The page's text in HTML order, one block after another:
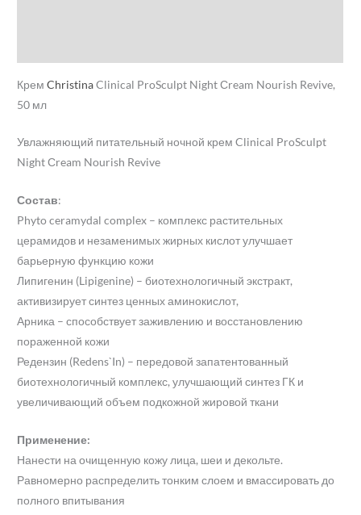
КремChristinaClinical ProSculpt Night Сream Nourish Revive,
50 мл
Увлажняющий питательный ночной крем Clinical ProSculpt
Night Сream Nourish Revive
Состав:
Phyto ceramydal complex – комплекс растительных
церамидов и незаменимых жирных кислот улучшает
барьерную функцию кожи
Липигенин (Lipigenine) – биотехнологичный экстракт,
активизирует синтез ценных аминокислот,
Арника – способствует заживлению и восстановлению
пораженной кожи
Редензин (Redens`In) – передовой запатентованный
биотехнологичный комплекс, улучшающий синтез ГК и
увеличивающий объем подкожной жировой ткани
Применение:
Нанести на очищенную кожу лица, шеи и декольте.
Равномерно распределить тонким слоем и вмассировать до
полного впитывания